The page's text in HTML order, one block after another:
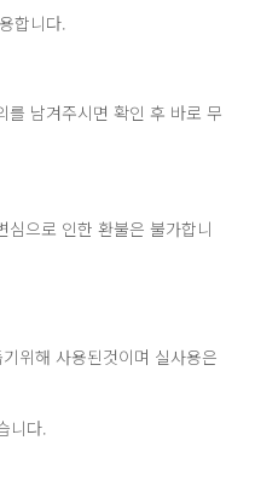
합니다.
를 남겨주시면 확인 후 바로 무
심으로 인한 환불은 불가합니
위해 사용된것이며 실사용은
니다.